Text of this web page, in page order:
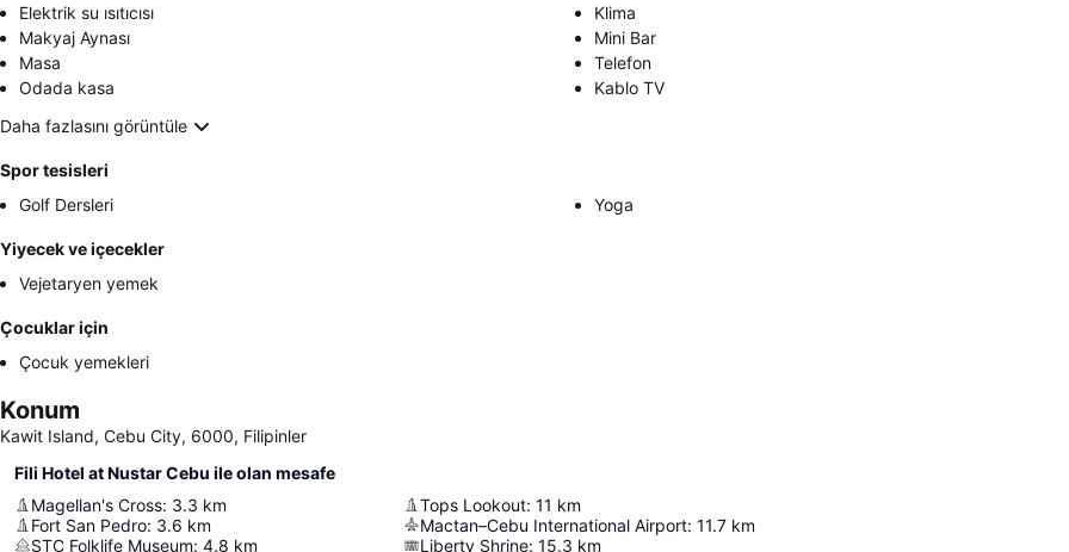
Elektrik su ısıtıcısı
Klima
Makyaj Aynası
Mini Bar
Masa
Telefon
Odada kasa
Kablo TV
Daha fazlasını görüntüle
Spor tesisleri
Golf Dersleri
Yoga
Yiyecek ve içecekler
Vejetaryen yemek
Çocuklar için
Çocuk yemekleri
Konum
Kawit Island, Cebu City, 6000, Filipinler
Fili Hotel at Nustar Cebu ile olan mesafe
Magellan's Cross: 3.3 km
Fort San Pedro: 3.6 km
STC Folklife Museum: 4.8 km
Tops Lookout: 11 km
Mactan–Cebu International Airport: 11.7 km
Liberty Shrine: 15.3 km